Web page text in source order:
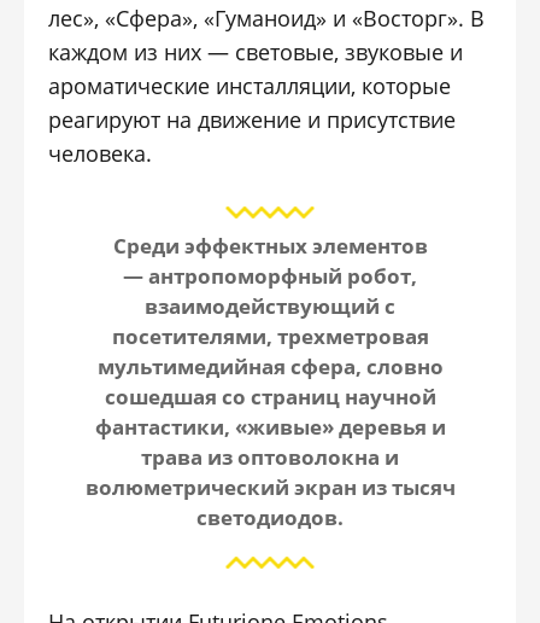
лес», «Сфера», «Гуманоид» и «Восторг». В
каждом из них — световые, звуковые и
ароматические инсталляции, которые
реагируют на движение и присутствие
человека.
Среди эффектных элементов
— антропоморфный робот,
взаимодействующий с
посетителями, трехметровая
мультимедийная сфера, словно
сошедшая со страниц научной
фантастики, «живые» деревья и
трава из оптоволокна и
волюметрический экран из тысяч
светодиодов.